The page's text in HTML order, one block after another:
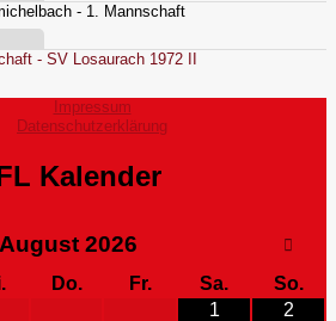
- 1. Mannschaft
- SV Losaurach 1972 II
Impressum
Datenschutzerklärung
Kalender
August 2026
Do. Fr. Sa.
So.
1
2